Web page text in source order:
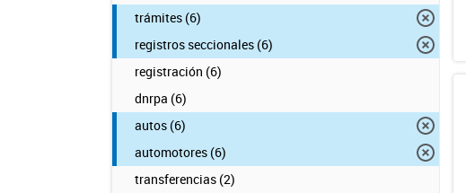
trámites (6)
registros seccionales (6)
registración (6)
dnrpa (6)
autos (6)
automotores (6)
transferencias (2)